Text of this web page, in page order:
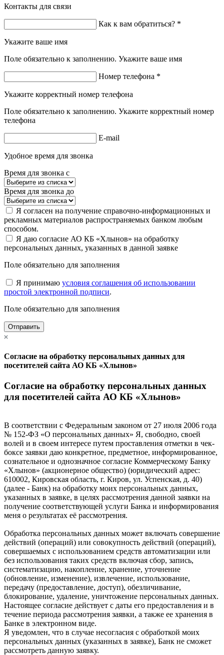
Контакты для связи
Как к вам обратиться? *
Укажите ваше имя
Поле обязательно к заполнению. Укажите ваше имя
Номер телефона *
Укажите корректный номер телефона
Поле обязательно к заполнению. Укажите корректный номер
телефона
E-mail
Удобное время для звонка
Время для звонка с
Время для звонка до
Я согласен на получение справочно-информационных и
рекламных материалов распространяемых банком любым
способом.
Я даю согласие АО КБ «Хлынов» на обработку
персональных данных, указанных в данной заявке
Поле обязательно для заполнения
Я принимаю условия соглашения об использовании
простой электронной подписи.
Поле обязательно для заполнения
Отправить
Согласие на обработку персональных данных для
посетителей сайта АО КБ «Хлынов»
Согласие на обработку персональных данных
для посетителей сайта АО КБ «Хлынов»
В соответствии с Федеральным законом от 27 июля 2006 года
№ 152-ФЗ «О персональных данных» Я, свободно, своей
волей и в своем интересе путем проставления отметки в чек-
боксе заявки даю конкретное, предметное, информированное,
сознательное и однозначное согласие Коммерческому Банку
«Хлынов» (акционерное общество) (юридический адрес:
610002, Кировская область, г. Киров, ул. Успенская, д. 40)
(далее - Банк) на обработку моих персональных данных,
указанных в заявке, в целях рассмотрения данной заявки на
получение соответствующей услуги Банка и информирования
меня о результатах её рассмотрения.
Обработка персональных данных может включать совершение
действий (операций) или совокупность действий (операций),
совершаемых с использованием средств автоматизации или
без использования таких средств включая сбор, запись,
систематизацию, накопление, хранение, уточнение
(обновление, изменение), извлечение, использование,
передачу (предоставление, доступ), обезличивание,
блокирование, удаление, уничтожение персональных данных.
Настоящее согласие действует с даты его предоставления и в
течение периода рассмотрения заявки, а также ее хранения в
Банке в электронном виде.
Я уведомлен, что в случае несогласия с обработкой моих
персональных данных (указанных в заявке), Банк не сможет
рассмотреть данную заявку.